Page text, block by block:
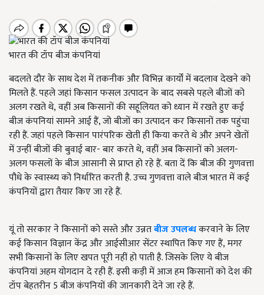
भारत की टॉप बीज कंपनियां
बदलते दौर के साथ देश में तकनीक और विभिन्न कार्यों में बदलाव देखने को
मिलते हैं. पहले जहां किसान फसल उत्पादन के बाद सबसे पहले बीजों को
अलग रखते थे,वहीं अब किसानों की सहूलियत को ध्यान में रखते हुए कई
बीज कंपनियां सामने आई हैं, जो बीजों का उत्पादन कर किसानों तक पहुंचा
रही हैं. जहां पहले किसान पारंपरिक खेती ही किया करते थे और अपने खेतों
में उन्हीं बीजों की बुवाई बार- बार करते थे,वहीं अब किसानों को अलग-
अलग फसलों के बीज आसानी से प्राप्त हो रहे हैं. बता दें कि बीज की गुणवत्ता
पौधे के स्वास्थ्य को निर्धारित करती है. उच्च गुणवत्ता वाले बीज भारत में कई
कंपनियों द्वारा तैयार किए जा रहे हैं.
यूं तो सरकार ने किसानों को सस्ते और उन्नतबीज उपलब्धकरवाने के लिए
कई किसान विज्ञान केंद्र और आईसीआर सेंटर स्थापित किए गए हैं,मगर
सभी किसानों के लिए खपत पूरी नहीं हो पाती है. जिसके लिए ये बीज
कंपनियां अहम योगदान दे रही हैं. इसी कड़ी में आज हम किसानों को देश की
टॉप बेहतरीन 5 बीज कंपनियों की जानकारी देने जा रहे हैं.